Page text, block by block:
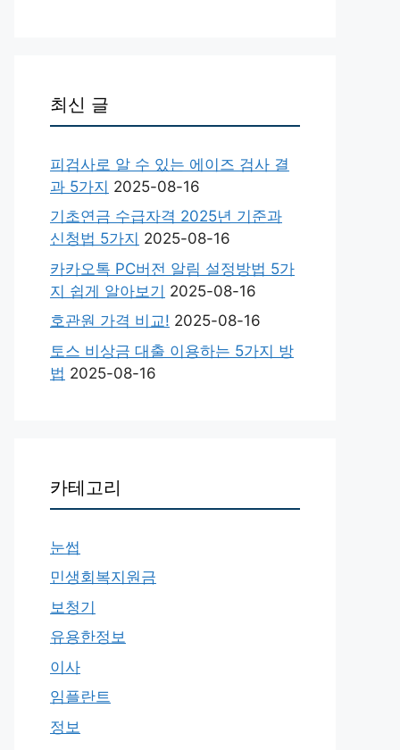
최신 글
피검사로 알 수 있는 에이즈 검사 결
과 5가지 2025-08-16
기초연금 수급자격 2025년 기준과
신청법 5가지 2025-08-16
카카오톡 PC버전 알림 설정방법 5가
지 쉽게 알아보기 2025-08-16
호관원 가격 비교! 2025-08-16
토스 비상금 대출 이용하는 5가지 방
법 2025-08-16
카테고리
눈썹
민생회복지원금
보청기
유용한정보
이사
임플란트
정보